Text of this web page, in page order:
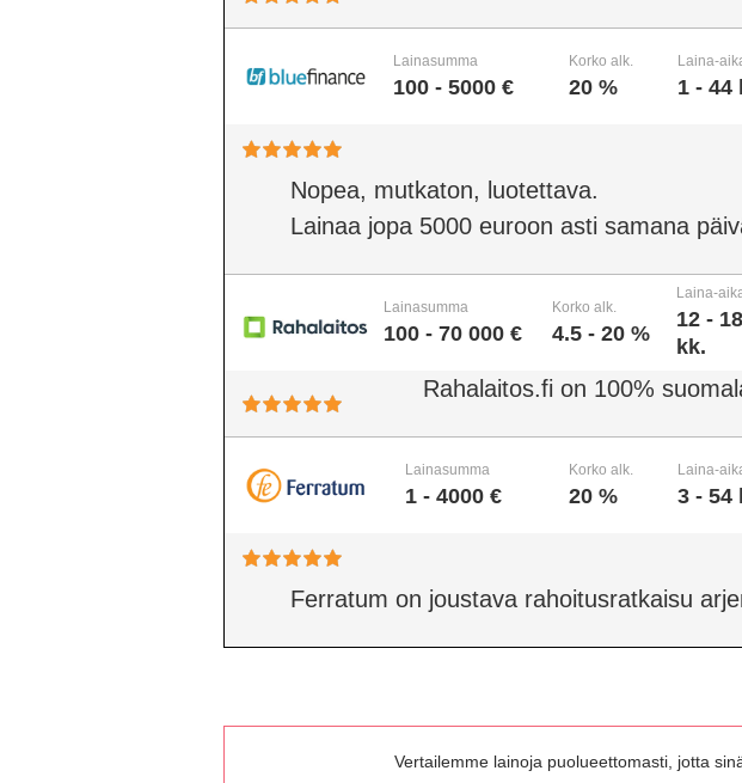
Lainasumma
100 - 5000 €
Korko alk.
20 %
Laina-
1 - 44
Nopea, mutkaton, luotettava.
Lainaa jopa 5000 euroon asti samana
Lainasumma
100 - 70 000 €
Korko alk.
4.5 - 20 %
Laina-
12 -
kk.
Rahalaitos.fi on 100%
Lainasumma
1 - 4000 €
Korko alk.
20 %
Laina-
3 - 54
Ferratum on joustava rahoitusratkaisu
Vertailemme lainoja puolueettomasti, jotta